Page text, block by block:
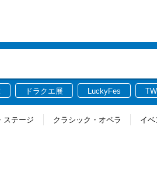
ドラクエ展 LuckyFes
ステージ クラシック・オペラ イベ